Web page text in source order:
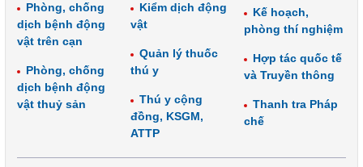
Phòng, chống
dịch bệnh động
vật trên cạn
Phòng, chống
dịch bệnh động
vật thuỷ sản
Kiểm dịch động
vật
Quản lý thuốc
thú y
Thú y cộng
đồng, KSGM,
ATTP
Kế hoạch,
phòng thí nghiệm
Hợp tác quốc tế
và Truyền thông
Thanh tra Pháp
chế